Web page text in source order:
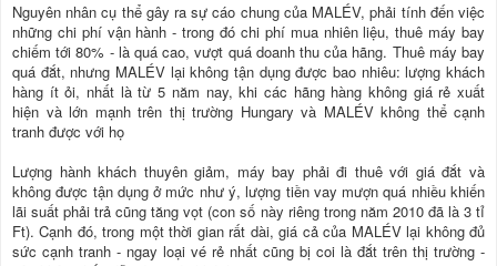
Nguyên nhân cụ thể gây ra sự cáo chung của MALÉV, phải tính đến việc
những chi phí vận hành - trong đó chi phí mua nhiên liệu, thuê máy bay
chiếm tới 80% - là quá cao, vượt quá doanh thu của hãng. Thuê máy bay
quá đắt, nhưng MALÉV lại không tận dụng được bao nhiêu: lượng khách
hàng ít ỏi, nhất là từ 5 năm nay, khi các hãng hàng không giá rẻ xuất
hiện và lớn mạnh trên thị trường Hungary và MALÉV không thể cạnh
tranh được với họ
Lượng hành khách thuyên giảm, máy bay phải đi thuê với giá đắt và
không được tận dụng ở mức như ý, lượng tiền vay mượn quá nhiều khiến
lãi suất phải trả cũng tăng vọt (con số này riêng trong năm 2010 đã là 3 tỉ
Ft). Cạnh đó, trong một thời gian rất dài, giá cả của MALÉV lại không đủ
sức cạnh tranh - ngay loại vé rẻ nhất cũng bị coi là đắt trên thị trường -